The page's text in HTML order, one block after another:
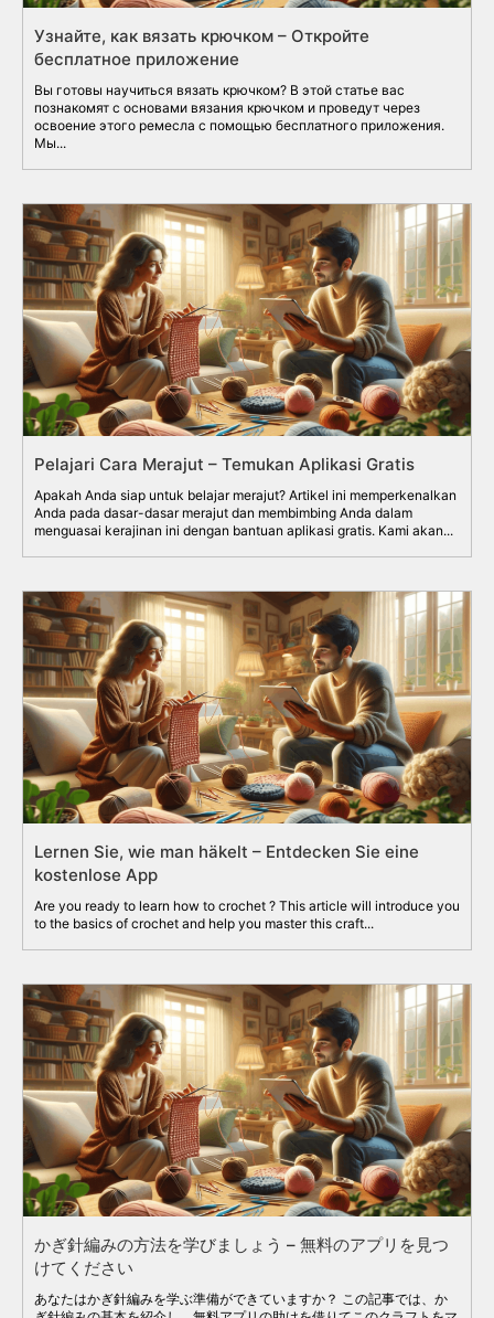
Узнайте, как вязать крючком – Откройте
бесплатное приложение
Вы готовы научиться вязать крючком? В этой статье вас
познакомят с основами вязания крючком и проведут через
освоение этого ремесла с помощью бесплатного приложения.
Мы...
Pelajari Cara Merajut – Temukan Aplikasi Gratis
Apakah Anda siap untuk belajar merajut? Artikel ini memperkenalkan
Anda pada dasar-dasar merajut dan membimbing Anda dalam
menguasai kerajinan ini dengan bantuan aplikasi gratis. Kami akan...
Lernen Sie, wie man häkelt – Entdecken Sie eine
kostenlose App
Are you ready to learn how to crochet ? This article will introduce you
to the basics of crochet and help you master this craft...
かぎ針編みの方法を学びましょう – 無料のアプリを見つ
けてください
あなたはかぎ針編みを学ぶ準備ができていますか？ この記事では、か